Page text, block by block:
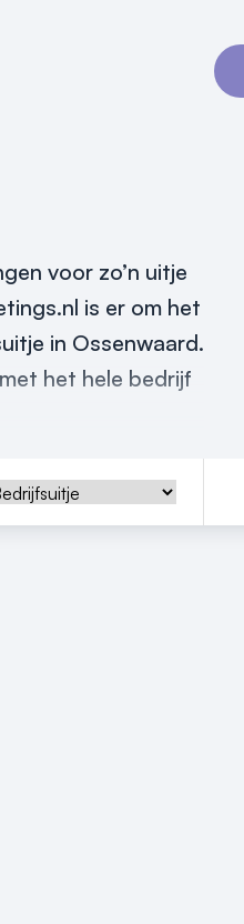
voor zo’n uitje
is er om het
in Ossenwaard.
het hele bedrijf